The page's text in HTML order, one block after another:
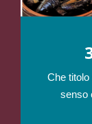
Che
senso